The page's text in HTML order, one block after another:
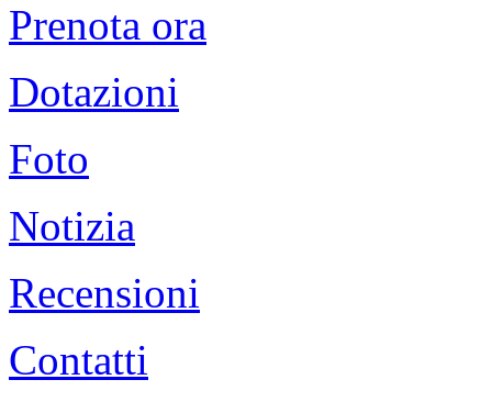
Prenota ora
Dotazioni
Foto
Notizia
Recensioni
Contatti